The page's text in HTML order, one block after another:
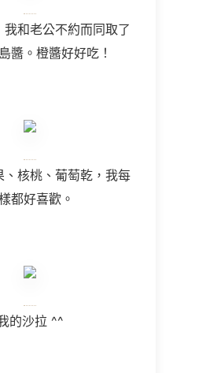
和老公不約而同取了
醬。橙醬好好吃！
、核桃、葡萄乾，我每
都好喜歡。
的沙拉 ^^